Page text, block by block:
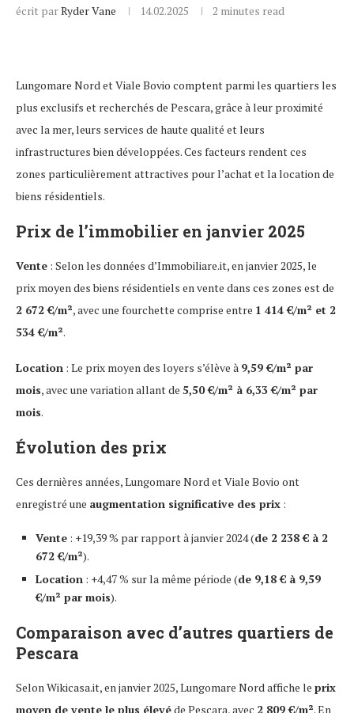
écrit parRyder Vane 14.02.2025 2 minutes read
Lungomare Nord et Viale Bovio comptent parmi les quartiers les
plus exclusifs et recherchés de Pescara, grâce à leur proximité
avec la mer, leurs services de haute qualité et leurs
infrastructures bien développées. Ces facteurs rendent ces
zones particulièrement attractives pour l’achat et la location de
biens résidentiels.
Prix de l’immobilier en janvier 2025
Vente : Selon les données d’Immobiliare.it, en janvier 2025, le
prix moyen des biens résidentiels en vente dans ces zones est de
2 672 €/m², avec une fourchette comprise entre 1 414 €/m² et 2
534 €/m².
Location : Le prix moyen des loyers s’élève à 9,59 €/m² par
mois, avec une variation allant de 5,50 €/m² à 6,33 €/m² par
mois.
Évolution des prix
Ces dernières années, Lungomare Nord et Viale Bovio ont
enregistré une augmentation significative des prix :
Vente : +19,39 % par rapport à janvier 2024 (de 2 238 € à 2
672 €/m²).
Location : +4,47 % sur la même période (de 9,18 € à 9,59
€/m² par mois).
Comparaison avec d’autres quartiers de
Pescara
Selon Wikicasa.it, en janvier 2025, Lungomare Nord affiche le prix
moyen de vente le plus élevéde Pescara, avec 2 809 €/m². En